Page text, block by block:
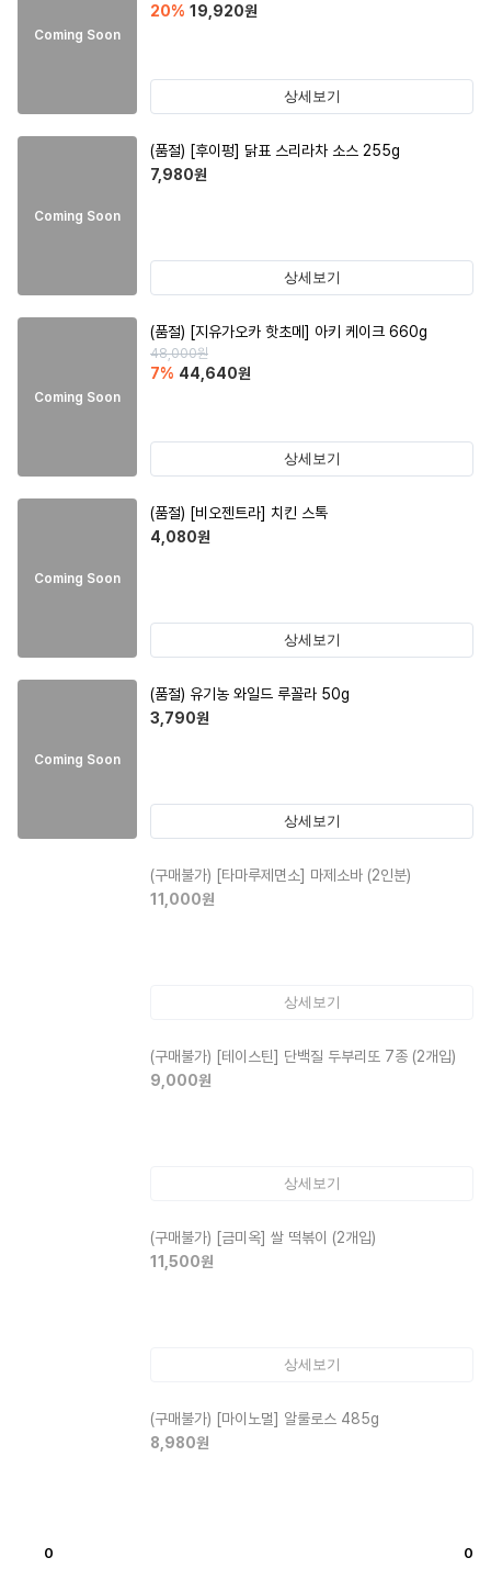
Coming Soon
20% 19,920원
상세보기
Coming Soon
(품절) [후이펑] 닭표 스리라차 소스 255g
7,980원
상세보기
Coming Soon
(품절) [지유가오카 핫초메] 아키 케이크 660g
48,000원
7% 44,640원
상세보기
Coming Soon
(품절) [비오젠트라] 치킨 스톡
4,080원
상세보기
Coming Soon
(품절) 유기농 와일드 루꼴라 50g
3,790원
상세보기
(구매불가) [타마루제면소] 마제소바 (2인분)
11,000원
상세보기
(구매불가) [테이스틴] 단백질 두부리또 7종 (2개입)
9,000원
상세보기
(구매불가) [금미옥] 쌀 떡볶이 (2개입)
11,500원
상세보기
(구매불가) [마이노멀] 알룰로스 485g
8,980원
0 0